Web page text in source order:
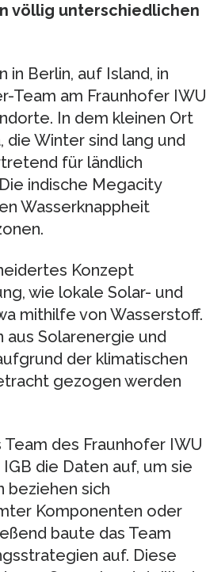
völlig unterschiedlichen
Berlin, auf Island, in
Team am Fraunhofer IWU
In dem kleinen Ort
die Winter sind lang und
für ländlich
indische Megacity
Wasserknappheit
Konzept
wie lokale Solar- und
mithilfe von Wasserstoff.
aus Solarenergie und
der klimatischen
gezogen werden
des Fraunhofer IWU
die Daten auf, um sie
beziehen sich
Komponenten oder
baute das Team
auf. Diese